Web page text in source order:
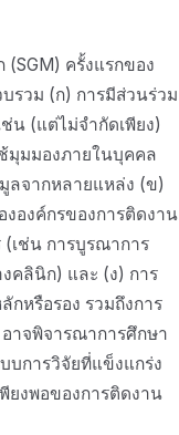
(SGM) ครั้งแรกของ
บรวม (ก) การมีส่วนร่วม
น (แต่ไม่จำกัดเพียง)
มุมมองภายในบุคคล
ลจากหลายแหล่ง (ข)
องค์กรของการติดงาน
เช่น การบูรณาการ
คลินิก) และ (ง) การ
หรือรอง รวมถึงการ
าจพิจารณาการศึกษา
บการวิจัยที่แข็งแกร่ง
ยงพอของการติดงาน